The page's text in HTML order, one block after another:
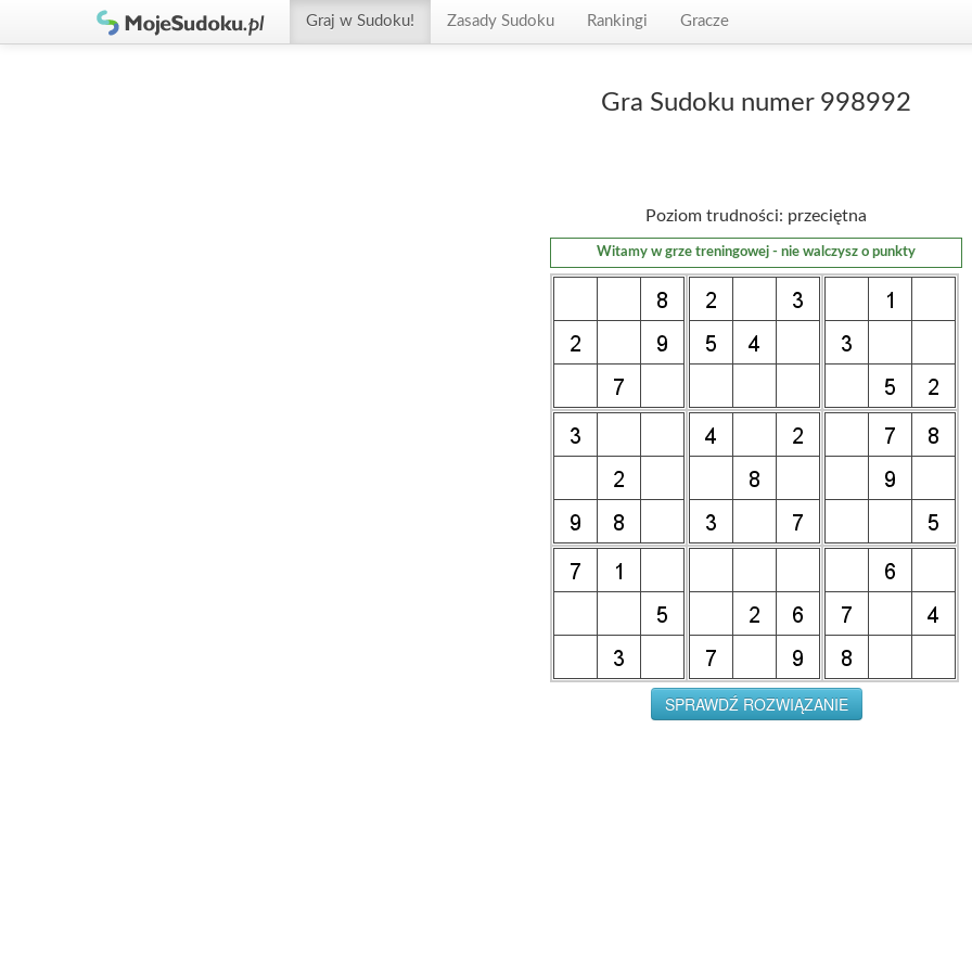
Graj w Sudoku! Zasady Sudoku Rankingi Gracze
Gra Sudoku numer 998992
Poziom trudności: przeciętna
Witamy w grze treningowej - nie walczysz o punkty